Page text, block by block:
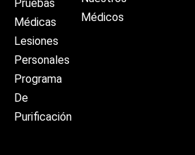
Pruebas
Médicas
Lesiones
Personales
Programa
De
Purificación
Médicos